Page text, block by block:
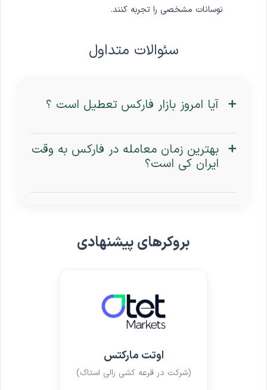
نوسانات مشخصی را تجربه کنند.
سئوالات متداول
آیا امروز بازار فارکس تعطیل است ؟
بهترین زمان معامله در فارکس به وقت
ایران کی است؟
بروکرهای پیشنهادی
اوتت مارکتس
(شرکت در قرعه کشی رالی استاک)